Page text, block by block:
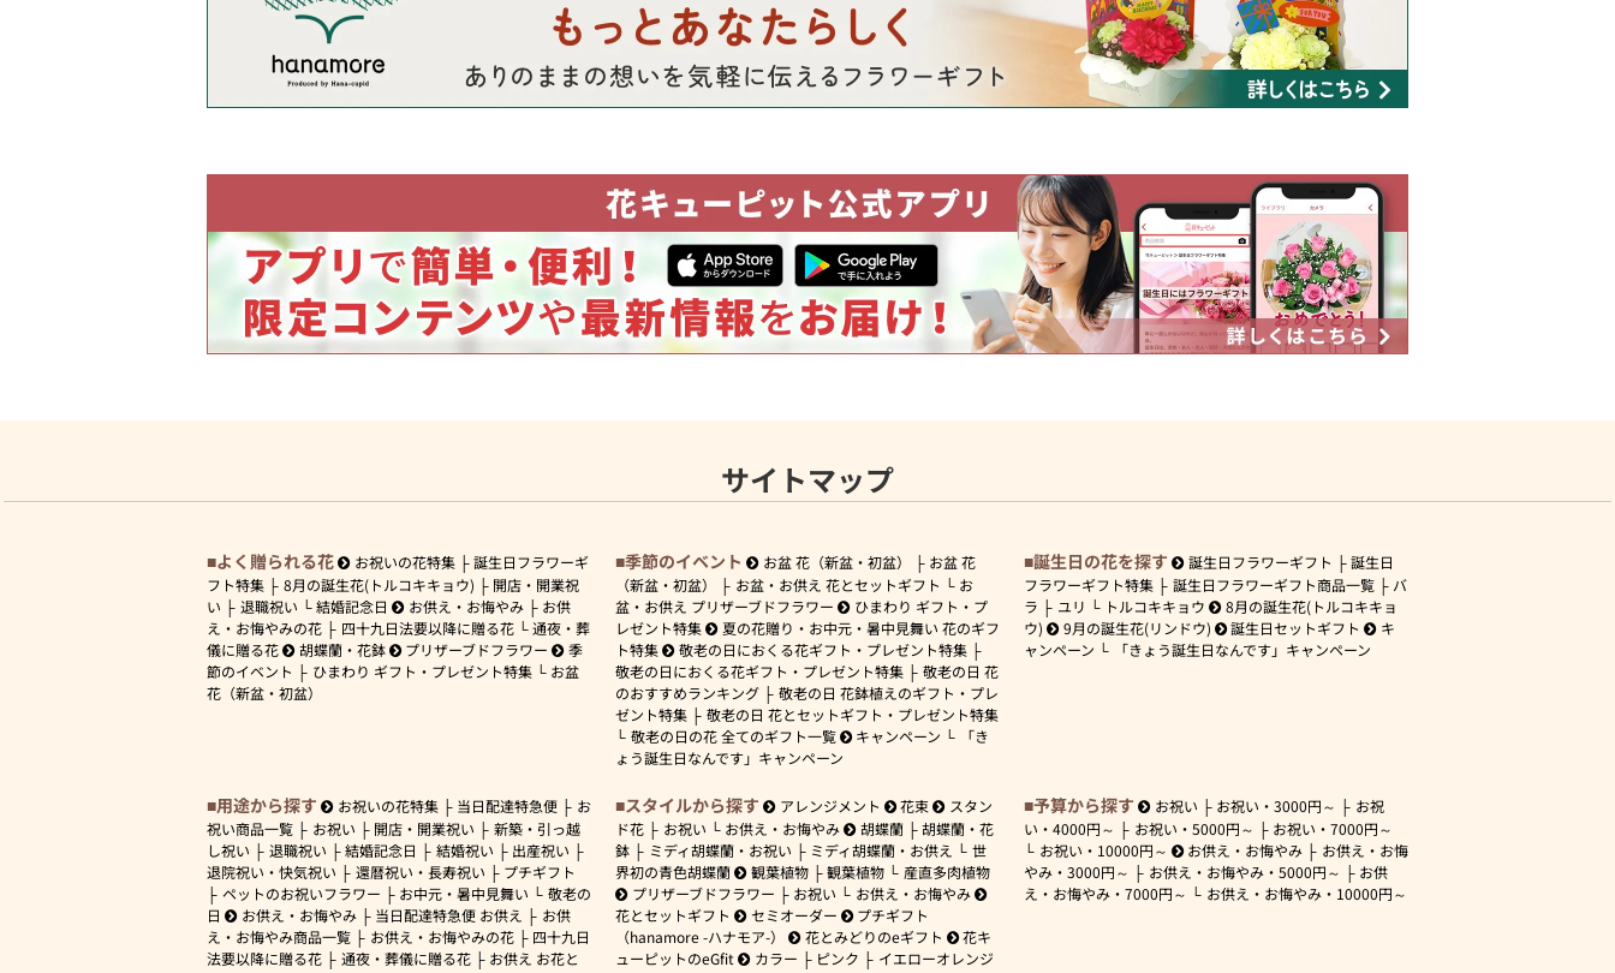
サイトマップ
よく贈られる花 お祝いの花特集
誕生日フラワーギ
フト特集
8月の誕生花(トルコキキョウ)
開店・開業祝
い
退職祝い 結婚記念日 お供え・お悔やみ
お供
え・お悔やみの花
四十九日法要以降に贈る花
通夜・葬
儀に贈る花
胡蝶蘭・花鉢 プリザーブドフラワー
季
節のイベント
ひまわり ギフト・プレゼント特集
お盆
花（新盆・初盆）
季節のイベント お盆 花（新盆・初盆）
お盆 花
（新盆・初盆）
お盆・お供え 花とセットギフト
お
盆・お供え プリザーブドフラワー
ひまわり ギフト・プ
レゼント特集
夏の花贈り・お中元・暑中見舞い 花のギフ
ト特集
敬老の日におくる花ギフト・プレゼント特集
敬老の日におくる花ギフト・プレゼント特集
敬老の日 花
のおすすめランキング
敬老の日 花鉢植えのギフト・プレ
ゼント特集
敬老の日 花とセットギフト・プレゼント特集
敬老の日の花 全てのギフト一覧
キャンペーン
「き
ょう誕生日なんです」キャンペーン
誕生日の花を探す 誕生日フラワーギフト
誕生日
フラワーギフト特集
誕生日フラワーギフト商品一覧
バ
ラ
ユリ トルコキキョウ
8月の誕生花(トルコキキョ
ウ)
9月の誕生花(リンドウ) 誕生日セットギフト
キ
ャンペーン
「きょう誕生日なんです」キャンペーン
用途から探す お祝いの花特集 当日配達特急便
お
祝い商品一覧
お祝い 開店・開業祝い
新築・引っ越
し祝い
退職祝い 結婚記念日 結婚祝い
出産祝い
退院祝い・快気祝い
還暦祝い・長寿祝い
プチギフト
ペットのお祝いフラワー
お中元・暑中見舞い
敬老の
日
お供え・お悔やみ 当日配達特急便 お供え
お供
え・お悔やみ商品一覧
お供え・お悔やみの花
四十九日
法要以降に贈る花
通夜・葬儀に贈る花
お供え お花と
スタイルから探す アレンジメント 花束
スタン
ド花
お祝い お供え・お悔やみ 胡蝶蘭
胡蝶蘭・花
鉢
ミディ胡蝶蘭・お祝い ミディ胡蝶蘭・お供え
世
界初の青色胡蝶蘭
観葉植物 観葉植物
産直多肉植物
プリザーブドフラワー
お祝い
お供え・お悔やみ
花とセットギフト
セミオーダー
プチギフト
（hanamore -ハナモア-）
花とみどりのeギフト
花キ
ューピットのeGfit
カラー ピンク
イエローオレンジ
予算から探す お祝い お祝い・3000円～
お祝
い・ 4000円～ お祝い・ 5000円～ お祝い・7000円～
お祝い・ 10000円～ お供え・お悔やみ
お供え・お悔
やみ・ 3000円～ お供え・お悔やみ・ 5000円～
お供
え・お悔やみ・ 7000円～ お供え・お悔やみ・ 10000円～